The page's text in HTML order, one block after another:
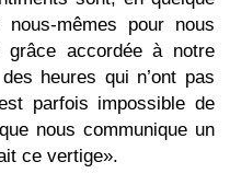
mêmes pour nous
accordée à notre
heures qui n’ont pas
parfois impossible de
nous communique un
ce vertige».